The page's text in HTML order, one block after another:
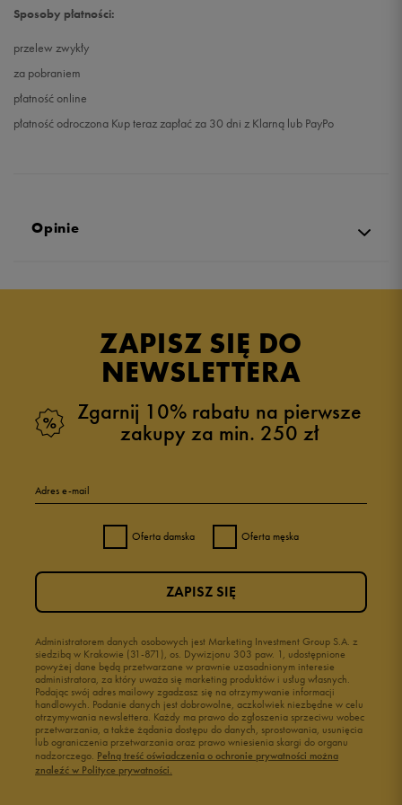
Sposoby płatności:
przelew zwykły
za pobraniem
płatność online
płatność odroczona Kup teraz zapłać za 30 dni z Klarną lub PayPo
Opinie
5.0
zebranych i zweryfikowanych przez
4 5%
1 0%
Jak zbieramy opinie?
ZAPISZ SIĘ DO
NEWSLETTERA
Zgarnij 10% rabatu na pierwsze
zakupy za min. 250 zł
Adres e-mail
Oferta damska Oferta męska
Administratorem danych osobowych jest Marketing Investment Group S.A. z
siedzibą w Krakowie (31-871), os. Dywizjonu 303 paw. 1, udostępnione
powyżej dane będą przetwarzane w prawnie uzasadnionym interesie
administratora, za który uważa się marketing produktów i usług własnych.
Podając swój adres mailowy zgadzasz się na otrzymywanie informacji
handlowych. Podanie danych jest dobrowolne, aczkolwiek niezbędne w celu
otrzymywania newslettera. Każdy ma prawo do zgłoszenia sprzeciwu wobec
przetwarzania, a także żądania dostępu do danych, sprostowania, usunięcia
lub ograniczenia przetwarzania oraz prawo wniesienia skargi do organu
nadzorczego. Pełną treść oświadczenia o ochronie prywatności można
znaleźć w Polityce prywatności.
ZAPISZ SIĘ